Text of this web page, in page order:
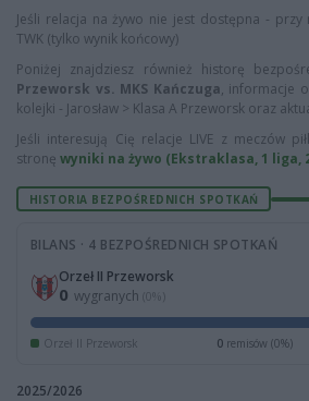
Jeśli relacja na żywo nie jest dostępna - przy
TWK (tylko wynik końcowy)
Poniżej znajdziesz również historę
Przeworsk vs. MKS Kańczuga, informacje
kolejki - Jarosław > Klasa A Przeworsk oraz
Jeśli interesują Cię relacje LIVE z meczów
stronę wyniki na żywo (Ekstraklasa, 1 liga,
HISTORIA BEZPOŚREDNICH SPOTKAŃ
BILANS · 4 BEZPOŚREDNICH SPOTKAŃ
Orzeł II Przeworsk
0 wygranych (0%)
Orzeł II Przeworsk 0remisów (0%)
2025/2026